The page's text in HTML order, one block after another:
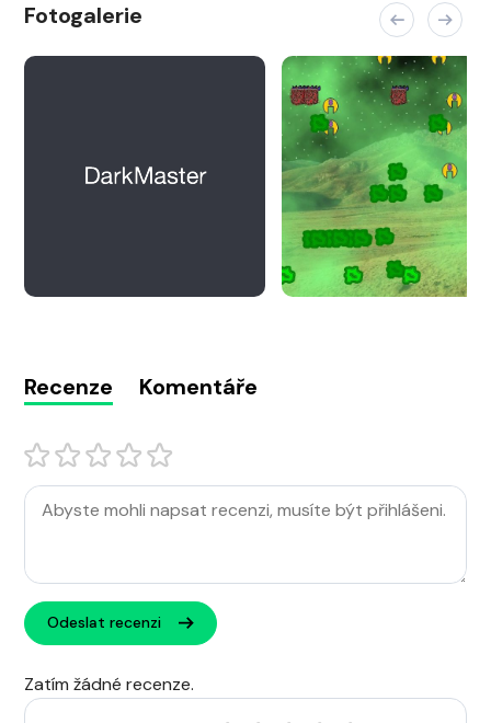
Fotogalerie
Recenze Komentáře
Odeslat recenzi
Zatím žádné recenze.